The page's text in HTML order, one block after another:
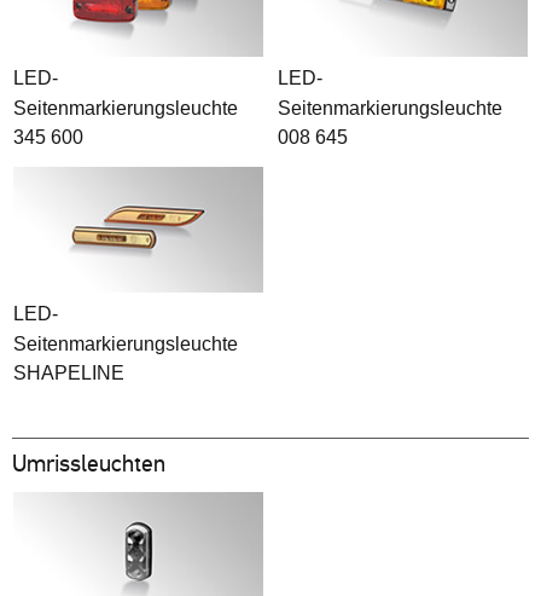
LED-
Seitenmarkierungsleuchte
345 600
LED-
Seitenmarkierungsleuchte
008 645
LED-
Seitenmarkierungsleuchte
SHAPELINE
Umrissleuchten